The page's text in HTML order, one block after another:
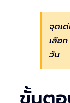
จุดเ
เลือ
วัน